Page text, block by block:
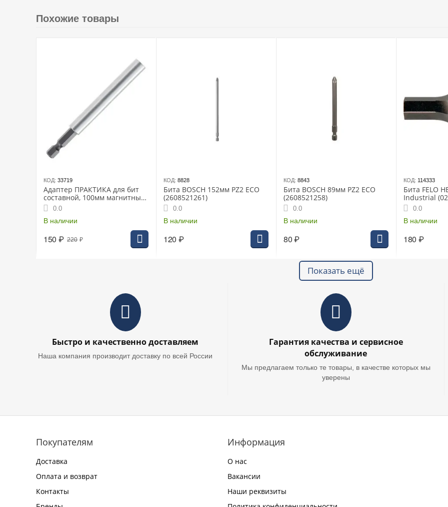
Количество бит 2 шт
Похожие товары
КОД: 33719
Адаптер ПРАКТИКА для бит
составной, 100мм магнитный
1/4"0.0
В наличии
220 ₽
150 ₽
КОД: 8828
Бита BOSCH 152мм PZ2 ECO
(2608521261)
0.0
В наличии
120 ₽
КОД: 8843
Бита BOSCH 89мм PZ2 ECO
(2608521258)
0.0
В наличии
80₽
КОД: 114333
Бита FELO
Industrial
0.0
В наличии
180 ₽
Показать ещё
Быстро и качественно доставляем
Наша компания производит доставку по всей России
Гарантия качества и сервисное
обслуживание
Мы предлагаем только те товары, в качестве которых мы
уверены
Покупателям
Доставка
Оплата и возврат
Контакты
Информация
О нас
Вакансии
Наши реквизиты